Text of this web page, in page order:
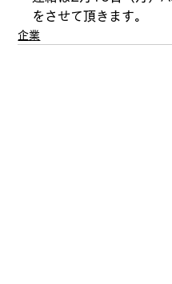
をさせて頂きます。
企業